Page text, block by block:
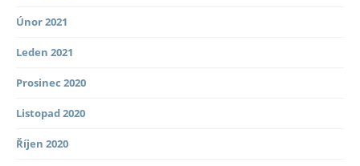
Únor 2021
Leden 2021
Prosinec 2020
Listopad 2020
Říjen 2020